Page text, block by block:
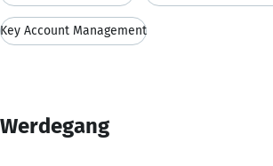
Key Account Management
Werdegang